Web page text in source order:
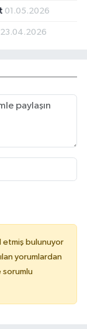
01.05.2026
23.04.2026
etmiş bulunuyor
yorumlardan
sorumlu